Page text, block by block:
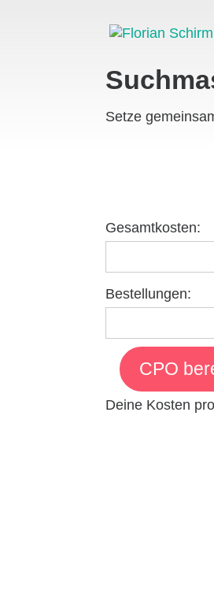
Setze
Gesamtkosten:
Bestellungen:
Deine Kosten